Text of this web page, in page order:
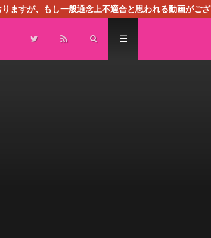
ますが、もし一般通念上不適合と思われる動画がござ